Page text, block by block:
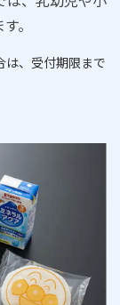
。
は、受付期限まで